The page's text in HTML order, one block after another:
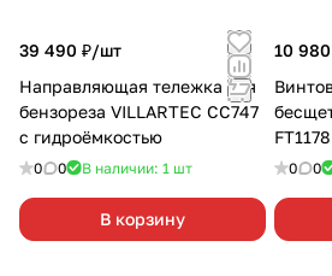
39 490 ₽/шт
Направляющая тележка для
бензореза VILLARTEC CC747
с гидроёмкостью
0 0 В наличии: 1 шт
В корзину
10
0 0